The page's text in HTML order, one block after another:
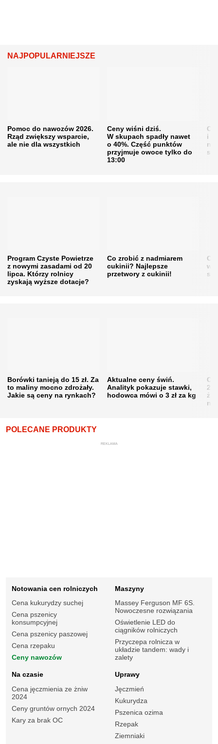
NAJPOPULARNIEJSZE
Pomoc do nawozów 2026.
Rząd zwiększy wsparcie,
ale nie dla wszystkich
Ceny wiśni dziś.
W skupach spadły nawet
o 40%. Część punktów
przyjmuje owoce tylko do
13:00
i
Program Czyste Powietrze
z nowymi zasadami od 20
lipca. Którzy rolnicy
zyskają wyższe dotacje?
Co zrobić z nadmiarem
cukinii? Najlepsze
przetwory z cukinii!
w
Borówki tanieją do 15 zł. Za
to maliny mocno zdrożały.
Jakie są ceny na rynkach?
Aktualne ceny świń.
Analityk pokazuje stawki,
hodowca mówi o 3 zł za kg
POLECANE PRODUKTY
REKLAMA
Notowania cen rolniczych
Cena kukurydzy suchej
Cena pszenicy
konsumpcyjnej
Cena pszenicy paszowej
Cena rzepaku
Ceny nawozów
Maszyny
Massey Ferguson MF 6S.
Nowoczesne rozwiązania
Oświetlenie LED do
ciągników rolniczych
Przyczepa rolnicza w
układzie tandem: wady i
zalety
Na czasie
Cena jęczmienia ze żniw
2024
Ceny gruntów ornych 2024
Kary za brak OC
Uprawy
Jęczmień
Kukurydza
Pszenica ozima
Rzepak
Ziemniaki